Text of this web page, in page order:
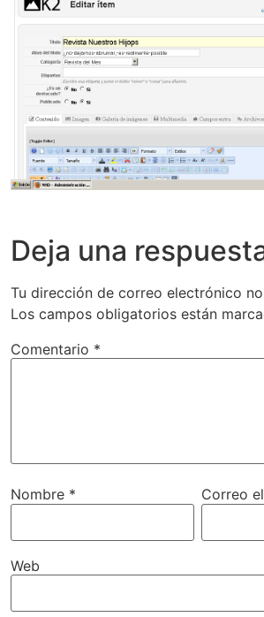
Deja una
Tu dirección de correo electrónico
Los campos obligatorios están
Comentario *
Nombre * Correo
Web